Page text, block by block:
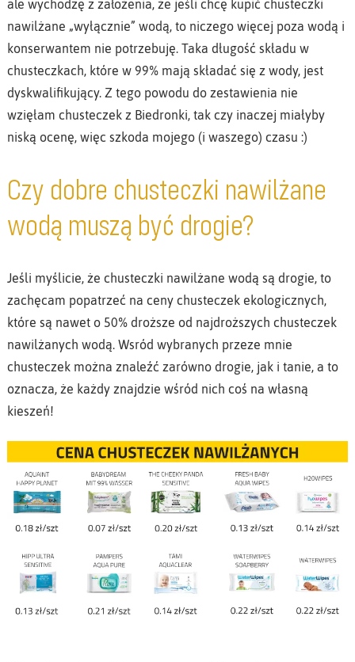
ale wychodzę z założenia, że jeśli chcę kupić chusteczki
nawilżane „wyłącznie” wodą, to niczego więcej poza wodą i
konserwantem nie potrzebuję. Taka długość składu w
chusteczkach, które w 99% mają składać się z wody, jest
dyskwalifikujący. Z tego powodu do zestawienia nie
wzięłam chusteczek z Biedronki, tak czy inaczej miałyby
niską ocenę, więc szkoda mojego (i waszego) czasu :)
Czy dobre chusteczki nawilżane
wodą muszą być drogie?
Jeśli myślicie, że chusteczki nawilżane wodą są drogie, to
zachęcam popatrzeć na ceny chusteczek ekologicznych,
które są nawet o 50% droższe od najdroższych chusteczek
nawilżanych wodą. Wsród wybranych przeze mnie
chusteczek można znaleźć zarówno drogie, jak i tanie, a to
oznacza, że każdy znajdzie wśród nich coś na własną
kieszeń!